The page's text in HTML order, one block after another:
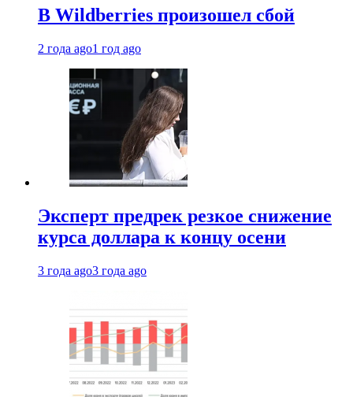
В Wildberries произошел сбой
2 года ago1 год ago
Эксперт предрек резкое снижение
курса доллара к концу осени
3 года ago3 года ago